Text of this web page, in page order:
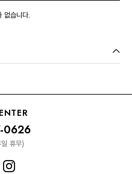
없습니다.
0626
휴무)